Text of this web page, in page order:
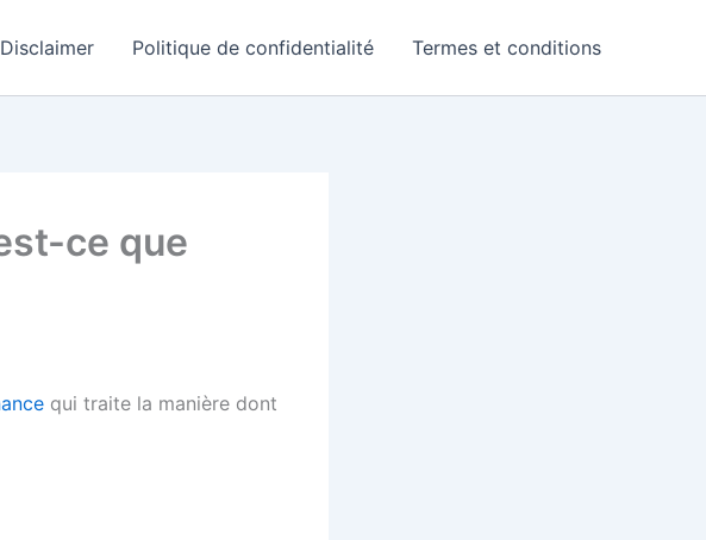
Disclaimer Politique de confidentialité Termes et conditions
ce que
qui traite la manière dont